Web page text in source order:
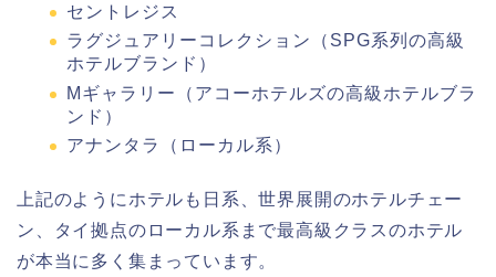
セントレジス
ラグジュアリーコレクション（SPG系列の高級
ホテルブランド）
Mギャラリー（アコーホテルズの高級ホテルブラ
ンド）
アナンタラ（ローカル系）
上記のようにホテルも日系、世界展開のホテルチェー
ン、タイ拠点のローカル系まで最高級クラスのホテル
が本当に多く集まっています。